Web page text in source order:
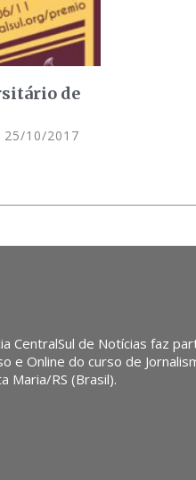
de
25/10/2017
CentralSul de Notícias faz
e Online do curso de
Maria/RS (Brasil).